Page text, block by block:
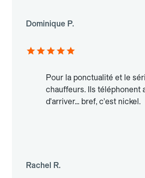
Dominique P.
Pour la ponctualité et le
chauffeurs. Ils téléphonent
d'arriver... bref, c'est nickel.
Rachel R.